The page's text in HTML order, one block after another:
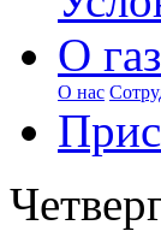
О
О нас